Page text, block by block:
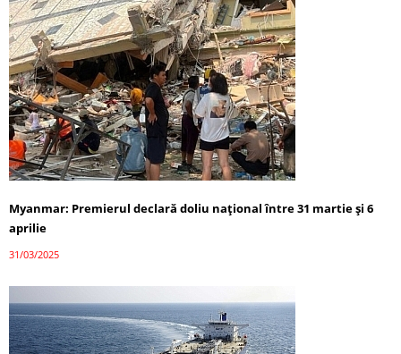
Myanmar: Premierul declară doliu național între 31 martie și 6
aprilie
31/03/2025